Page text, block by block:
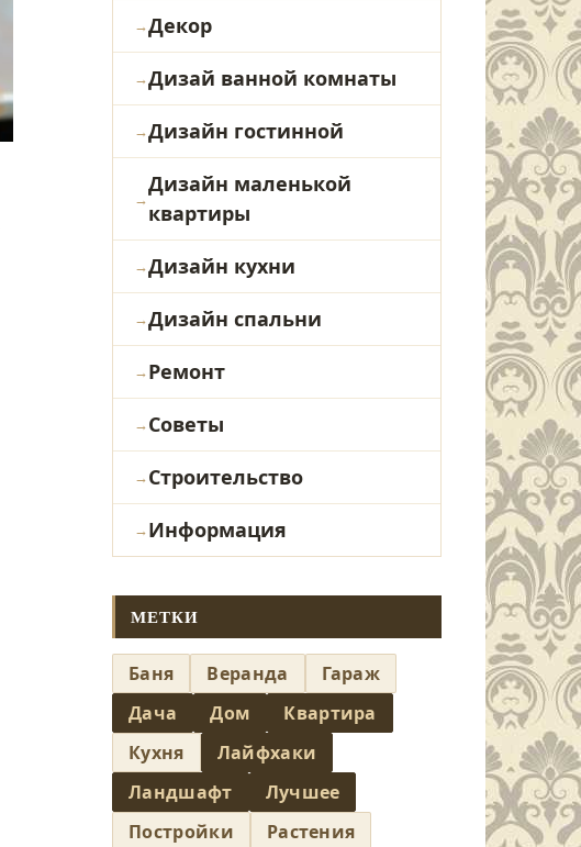
Декор
Дизай ванной комнаты
Дизайн гостинной
Дизайн маленькой
квартиры
Дизайн кухни
Дизайн спальни
Ремонт
Советы
Строительство
Информация
МЕТКИ
Баня Веранда
Гараж
Дача
Дом
Квартира
Кухня
Лайфхаки
Ландшафт
Лучшее
Постройки
Растения